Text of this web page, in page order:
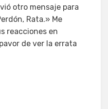
otro mensaje para
Rata.» Me
reacciones en
de ver la errata